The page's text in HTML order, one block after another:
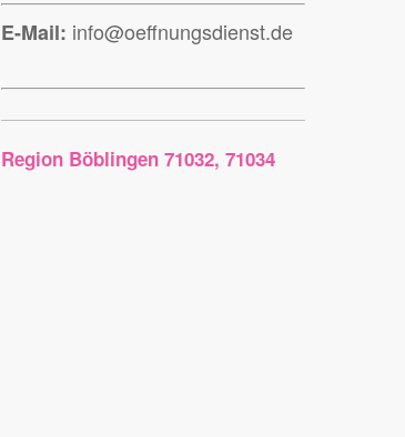
E-Mail: info@oeffnungsdienst.de
Region Böblingen 71032, 71034